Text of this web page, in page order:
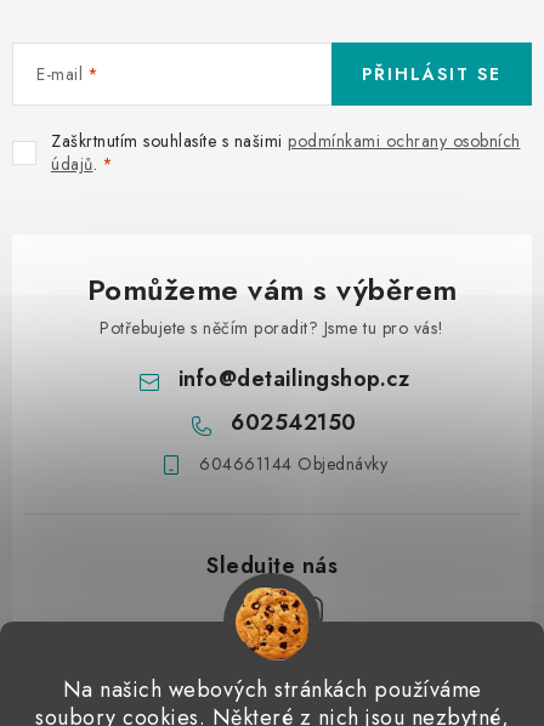
Na našich webových stránkách používáme
soubory cookies. Některé z nich jsou nezbytné,
E-mail
Zaškrtnutím souhlasíte s našimi podmínkami ochrany osobních
údajů.
PŘIHLÁSIT SE
Pomůžeme vám s výběrem
Potřebujete s něčím poradit? Jsme tu pro vás!
info@detailingshop.cz
602542150
604661144 Objednávky